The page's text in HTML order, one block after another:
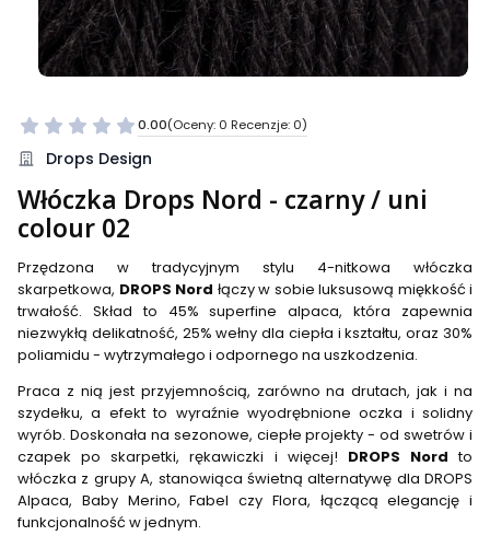
0.00(Oceny: 0 Recenzje: 0)
Przejdź do sekcji Opinie
Drops Design
Włóczka Drops Nord - czarny / uni
colour 02
Przędzona w tradycyjnym stylu 4-nitkowa włóczka
skarpetkowa, DROPS Nord łączy w sobie luksusową miękkość i
trwałość. Skład to 45% superfine alpaca, która zapewnia
niezwykłą delikatność, 25% wełny dla ciepła i kształtu, oraz 30%
poliamidu - wytrzymałego i odpornego na uszkodzenia.
Praca z nią jest przyjemnością, zarówno na drutach, jak i na
szydełku, a efekt to wyraźnie wyodrębnione oczka i solidny
wyrób. Doskonała na sezonowe, ciepłe projekty - od swetrów i
czapek po skarpetki, rękawiczki i więcej! DROPS Nord to
włóczka z grupy A, stanowiąca świetną alternatywę dla DROPS
Alpaca, Baby Merino, Fabel czy Flora, łączącą elegancję i
funkcjonalność w jednym.